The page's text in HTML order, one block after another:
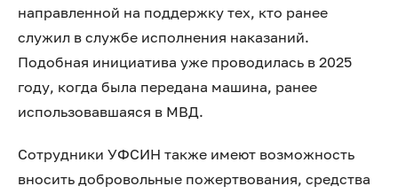
направленной на поддержку тех, кто ранее
служил в службе исполнения наказаний.
Подобная инициатива уже проводилась в 2025
году, когда была передана машина, ранее
использовавшаяся в МВД.
Сотрудники УФСИН также имеют возможность
вносить добровольные пожертвования, средства